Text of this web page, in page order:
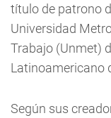
título de patrono
Universidad
Trabajo (Unmet)
Latinoamericano
Según sus